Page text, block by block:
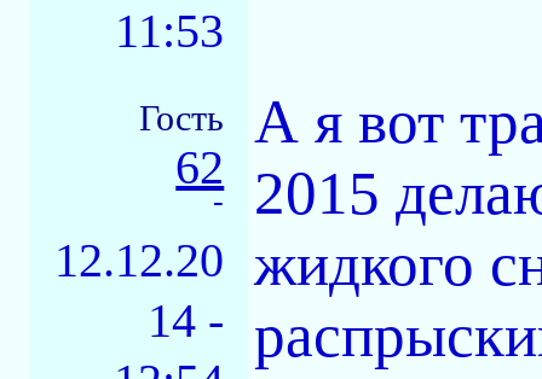
11:53
Гость
62
-
12.12.20
14 -
А я вот
2015
жидкого